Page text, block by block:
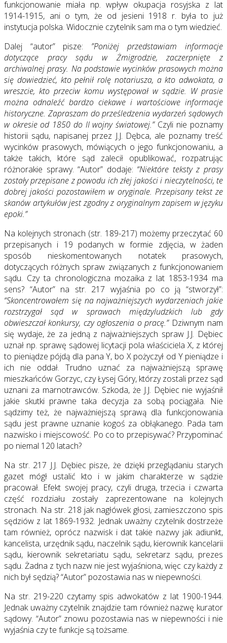
funkcjonowanie miała np. wpływ okupacja rosyjska z lat
1914-1915, ani o tym, że od jesieni 1918 r. była to już
instytucja polska. Widocznie czytelnik sam ma o tym wiedzieć.
Dalej “autor” pisze: ”Poniżej przedstawiam informacje
dotyczące pracy sądu w Żmigrodzie, zaczerpnięte z
archiwalnej prasy. Na podstawie wycinków prasowych można
się dowiedzieć, kto pełnił rolę notariusza, a kto adwokata, a
wreszcie, kto przeciw komu występował w sądzie. W prasie
można odnaleźć bardzo ciekawe i wartościowe informacje
historyczne. Zapraszam do prześledzenia wydarzeń sądowych
w okresie od 1850 do II wojny światowej.”Czyli nie poznamy
historii sądu, napisanej przez J.J. Dębca, ale poznamy treść
wycinków prasowych, mówiących o jego funkcjonowaniu, a
także takich, które sąd zalecił opublikować, rozpatrując
różnorakie sprawy. “Autor” dodaje: “Niektóre teksty z prasy
zostały przepisane z powodu ich złej jakości i nieczytelności, te
dobrej jakości pozostawiłem w oryginale. Przepisany tekst ze
skanów artykułów jest zgodny z oryginalnym zapisem w języku
epoki.”
Na kolejnych stronach (str. 189-217) możemy przeczytać 60
przepisanych i 19 podanych w formie zdjęcia, w żaden
sposób nieskomentowanych notatek prasowych,
dotyczących różnych spraw związanych z funkcjonowaniem
sądu. Czy ta chronologiczna mozaika z lat 1853-1934 ma
sens? “Autor” na str. 217 wyjaśnia po co ją “stworzył”:
“Skoncentrowałem się na najważniejszych wydarzeniach jakie
rozstrzygał sąd w sprawach międzyludzkich lub gdy
obwieszczał konkursy, czy ogłoszenia o pracę.”Dziwnym nam
się wydaje, że za jedną z najważniejszych spraw J.J. Dębiec
uznał np. sprawę sądowej licytacji pola właściciela X, z której
to pieniądze pójdą dla pana Y, bo X pożyczył od Y pieniądze i
ich nie oddał. Trudno uznać za najważniejszą sprawę
mieszkańców Gorzyc, czy Łysej Góry, którzy zostali przez sąd
uznani za marnotrawców. Szkoda, że J.J. Dębiec nie wyjaśnił
jakie skutki prawne taka decyzja za sobą pociągała. Nie
sądzimy też, że najważniejszą sprawą dla funkcjonowania
sądu jest prawne uznanie kogoś za obłąkanego. Pada tam
nazwisko i miejscowość. Po co to przepisywać? Przypominać
po niemal 120 latach?
Na str. 217 J.J. Dębiec pisze, że dzięki przeglądaniu starych
gazet mógł ustalić kto i w jakim charakterze w sądzie
pracował. Efekt swojej pracy, czyli druga, trzecia i czwarta
część rozdziału zostały zaprezentowane na kolejnych
stronach. Na str. 218 jak nagłówek głosi, zamieszczono spis
sędziów z lat 1869-1932. Jednak uważny czytelnik dostrzeże
tam również, oprócz nazwisk i dat takie nazwy jak adiunkt,
kancelista, urzędnik sądu, naczelnik sądu, kierownik kancelarii
sądu, kierownik sekretariatu sądu, sekretarz sądu, prezes
sądu. Żadna z tych nazw nie jest wyjaśniona, więc czy każdy z
nich był sędzią? “Autor” pozostawia nas w niepewności.
Na str. 219-220 czytamy spis adwokatów z lat 1900-1944.
Jednak uważny czytelnik znajdzie tam również nazwę kurator
sądowy. “Autor” znowu pozostawia nas w niepewności i nie
wyjaśnia czy te funkcje są tożsame.